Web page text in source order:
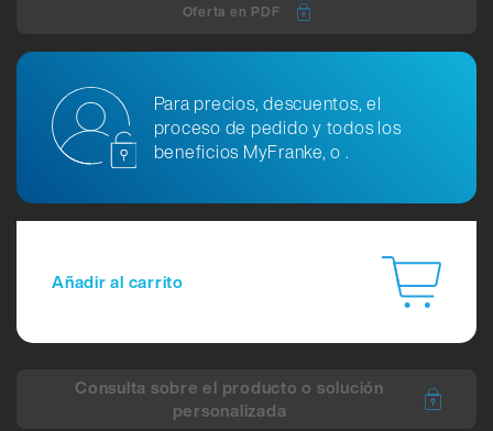
Oferta en PDF
Para precios, descuentos, el
proceso de pedido y todos los
beneficios MyFranke, o .
Añadir al carrito
Consulta sobre el producto o solución
personalizada